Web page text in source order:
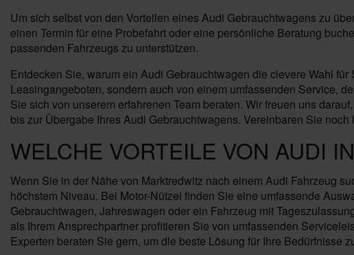
Um sich selbst von den Vorteilen eines Audi Gebrauchtwagens zu
einen Termin für eine Probefahrt oder eine persönliche Beratung
passenden Fahrzeugs zu unterstützen.
Entdecken Sie, warum ein Audi Gebrauchtwagen die clevere Wahl
Leasingangeboten, sondern auch von einem umfassenden Service,
Sie sich von unserem erfahrenen Team beraten. Wir freuen uns
bis zur Übergabe Ihres Audi Gebrauchtwagens. Vereinbaren Sie
WELCHE VORTEILE VON AUDI
Wenn Sie in der Nähe von Marktredwitz nach einem Audi Fahrzeug
höchstem Niveau. Bei Motor-Nützel finden Sie eine umfassende
Gebrauchtwagen, Jahreswagen oder ein Fahrzeug mit
als Ihrem Ansprechpartner profitieren Sie von umfassenden
Experten beraten Sie gern, um die beste Lösung für Ihre Bedürfnisse